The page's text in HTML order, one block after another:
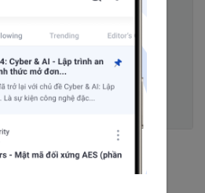
💅 &gt;</Rotate>